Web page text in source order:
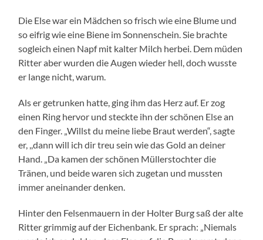
Die Else war ein Mädchen so frisch wie eine Blume und
so eifrig wie eine Biene im Sonnenschein. Sie brachte
sogleich einen Napf mit kalter Milch herbei. Dem müden
Ritter aber wurden die Augen wieder hell, doch wusste
er lange nicht, warum.
Als er getrunken hatte, ging ihm das Herz auf. Er zog
einen Ring hervor und steckte ihn der schönen Else an
den Finger. „Willst du meine liebe Braut werden“, sagte
er, ,,dann will ich dir treu sein wie das Gold an deiner
Hand. „Da kamen der schönen Müllerstochter die
Tränen, und beide waren sich zugetan und mussten
immer aneinander denken.
Hinter den Felsenmauern in der Holter Burg saß der alte
Ritter grimmig auf der Eichenbank. Er sprach: „Niemals